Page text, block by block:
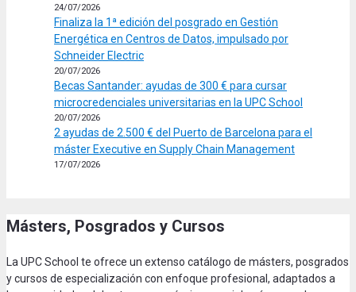
24/07/2026
Finaliza la 1ª edición del posgrado en Gestión
Energética en Centros de Datos, impulsado por
Schneider Electric
20/07/2026
Becas Santander: ayudas de 300 € para cursar
microcredenciales universitarias en la UPC School
20/07/2026
2 ayudas de 2.500 € del Puerto de Barcelona para el
máster Executive en Supply Chain Management
17/07/2026
Másters, Posgrados y Cursos
La UPC School te ofrece un extenso catálogo de másters, posgrados
y cursos de especialización con enfoque profesional, adaptados a